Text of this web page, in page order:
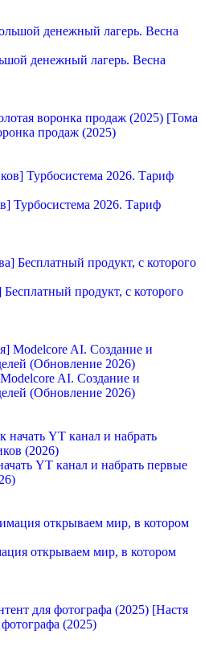
денежный лагерь. Весна
[Тома
продаж (2025)
Турбосистема 2026. Тариф
продукт, с которого
AI. Создание и
(Обновление 2026)
YT канал и набрать первые
открываем мир, в котором
[Настя
(2025)